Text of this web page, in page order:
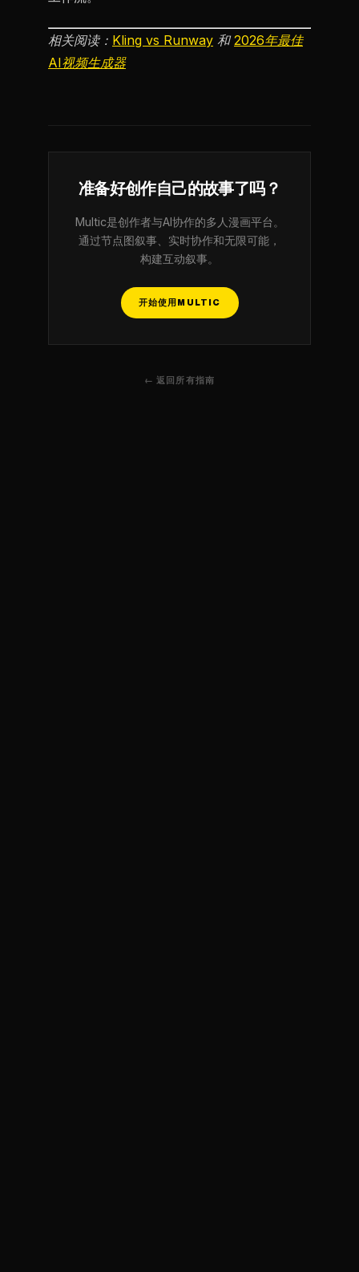
相关阅读： Kling vs Runway 和 2026年最佳
AI视频生成器
准备好创作自己的故事了吗？
Multic是创作者与AI协作的多人漫画平台。
通过节点图叙事、实时协作和无限可能，
构建互动叙事。
开始使用MULTIC
← 返回所有指南